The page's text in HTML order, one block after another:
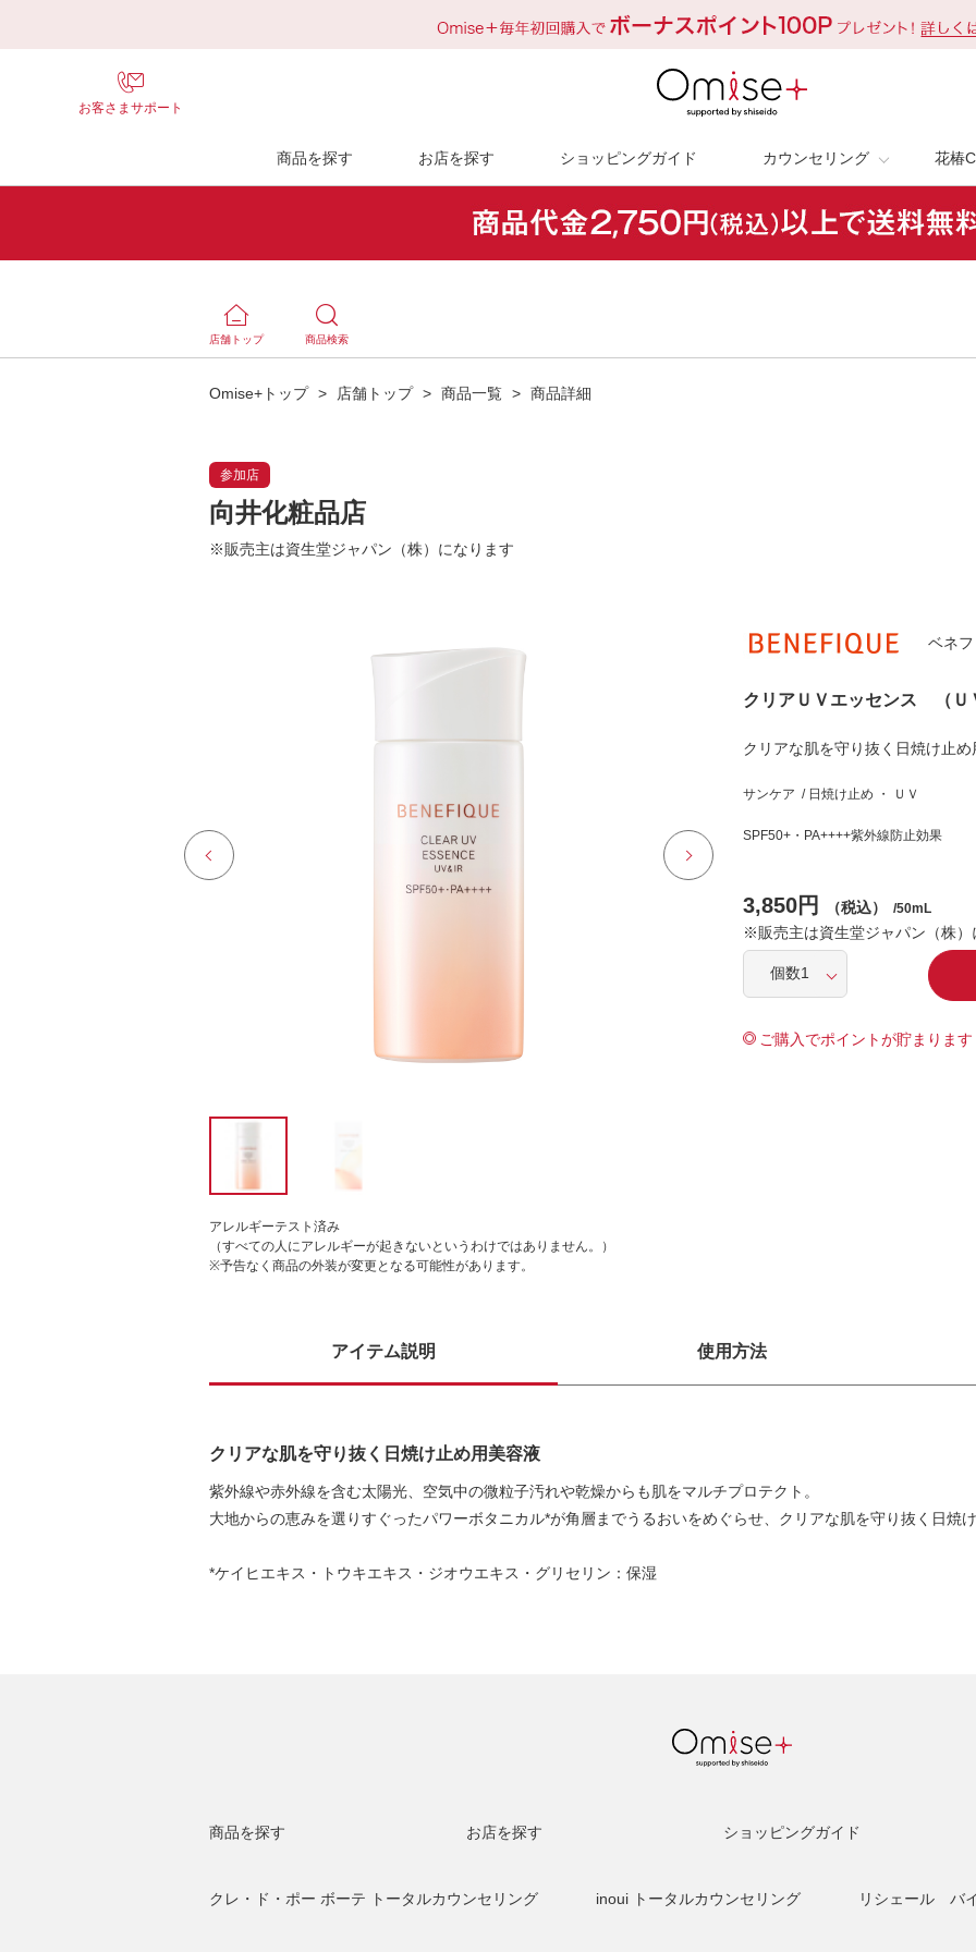
お客さまサポート
商品を探す お店を探す ショッピングガイド カウンセリング 花椿
店舗トップ 商品検索
Omise+トップ > 店舗トップ > 商品一覧 > 商品詳細
参加店
向井化粧品店
※販売主は資生堂ジャパン（株）になります
ベネ
クリアＵＶエッセンス （Ｕ
アレルギーテスト済み
（すべての人にアレルギーが起きないというわけではありません。）
※予告なく商品の外装が変更となる可能性があります。
クリアな肌を守り抜く日焼け止め
サンケア / 日焼け止め ・ ＵＶ
SPF50+・PA++++紫外線防止効果
3,850円 （税込） /50mL
※販売主は資生堂ジャパン（株）
ご購入でポイントが貯まります
アイテム説明 使用方法
クリアな肌を守り抜く日焼け止め用美容液
紫外線や赤外線を含む太陽光、空気中の微粒子汚れや乾燥からも肌をマルチプロテクト。
大地からの恵みを選りすぐったパワーボタニカル*が角層までうるおいをめぐらせ、クリアな肌を守り抜く日焼
*ケイヒエキス・トウキエキス・ジオウエキス・グリセリン：保湿
商品を探す お店を探す ショッピングガイド
クレ・ド・ポー ボーテ トータルカウンセリング inoui トータルカウンセリング リシェール バ